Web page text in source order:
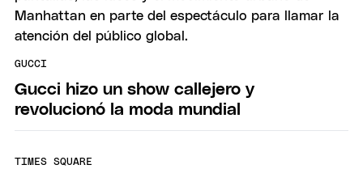
GUCCI
Gucci hizo un show callejero y
revolucionó la moda mundial
TIMES SQUARE